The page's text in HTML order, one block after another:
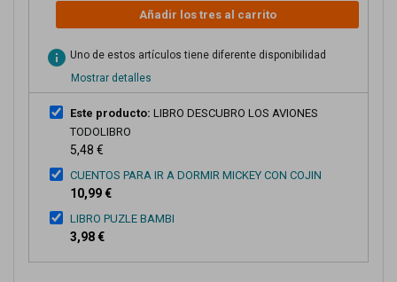
Añadir los tres al carrito
info Uno de estos artículos tiene diferente disponibilidad
Mostrar detalles
Este producto: LIBRO DESCUBRO LOS AVIONES
TODOLIBRO
5,48 €
CUENTOS PARA IR A DORMIR MICKEY CON COJIN
10,99 €
LIBRO PUZLE BAMBI
3,98 €